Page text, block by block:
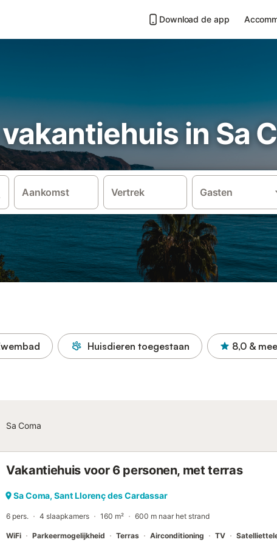
Download de app
in Sa
Aankomst Vertrek Gasten
Huisdieren toegestaan 8,0 &
Sa Coma
Vakantiehuis voor 6 personen, met terras
Sa Coma, Sant Llorenç des Cardassar
6 pers. 4 slaapkamers 160 m² 600 m naar het strand
WiFi Parkeermogelijkheid Terras Airconditioning TV